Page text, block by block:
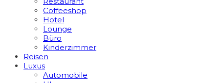
Coffeeshop
Hotel
Lounge
Büro
Kinderzimmer
Reisen
Luxus
Automobile